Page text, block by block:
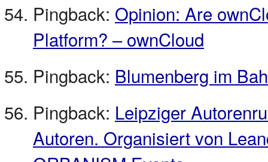
Pingback: Opinion: Are
Platform? – ownCloud
Pingback: Blumenberg im
Pingback: Leipziger
Autoren. Organisiert von